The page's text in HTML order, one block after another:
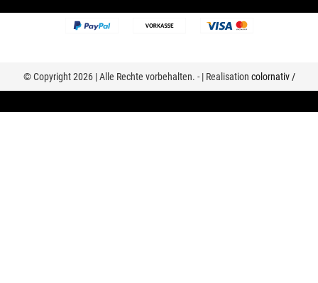
© Copyright 2026 | Alle Rechte vorbehalten. - | Realisation colornativ /